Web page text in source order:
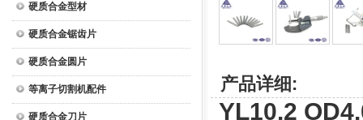
硬质合金型材
硬质合金锯齿片
硬质合金圆片
等离子切割机配件
硬质合金刀片
产品详细:
YL10.2